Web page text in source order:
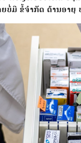
ບໍ່ມີ ຂໍ້ຈຳກັດ ດ້ານອາ